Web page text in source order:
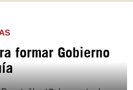
hispan_tv
Nexolatino.Canal
@nexo_latino
formar Gobierno